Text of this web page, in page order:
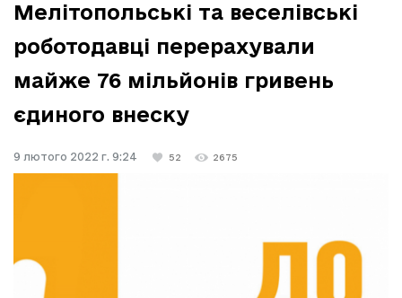
Мелітопольські та веселівські
роботодавці перерахували
майже 76 мільйонів гривень
єдиного внеску
9 лютого 2022 г. 9:24 52 2675